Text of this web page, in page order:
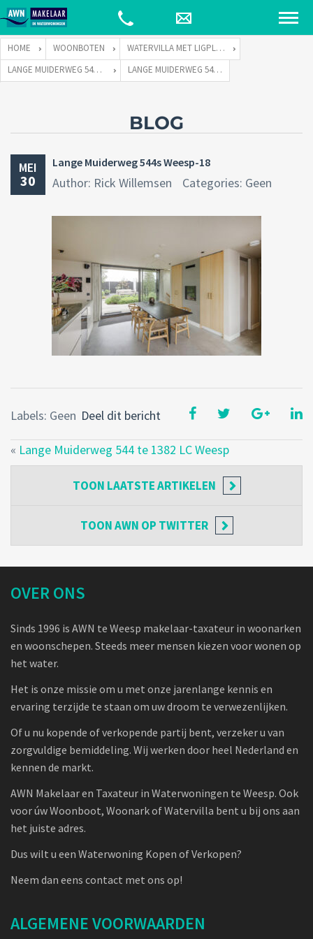
HOME WOONBOTEN
WATERVILLA MET LIGPLAATS
LANGE MUIDERWEG 544 TE 1382 LC WEESP
LANGE MUIDERWEG 544S WEESP-18
BLOG
MEI
30
Lange Muiderweg 544s Weesp-18
Author: Rick Willemsen Categories: Geen
Deel dit bericht
Labels: Geen
« Lange Muiderweg 544 te 1382 LC Weesp
TOON LAATSTE ARTIKELEN
TOONAWN OP TWITTER
OVER ONS
Sinds 1996 is AWN te Weesp makelaar-taxateur in woonarken
en woonschepen. Steeds meer mensen kiezen voor wonen op
het water.
Het is onze missie om u met onze jarenlange kennis en
ervaring terzijde te staan om uw droom te verwezenlijken.
Of u nu kopende of verkopende partij bent, verzeker u van
zorgvuldige bemiddeling. Wij werken door heel Nederland en
kennen de markt.
AWN Makelaar en Taxateur in Waterwoningen te Weesp. Ook
voor úw Woonboot, Woonark of Watervilla bent u bij ons aan
het juiste adres.
Dus wilt u een Waterwoning Kopen of Verkopen?
Neem dan eens contact met ons op!
ALGEMENE VOORWAARDEN